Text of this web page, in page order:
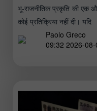
भू-राजनीतिक प्रकृति की एक
कोई प्रतिक्रिया नहीं दी। यदि
Paolo Greco
09:32 2026-08-